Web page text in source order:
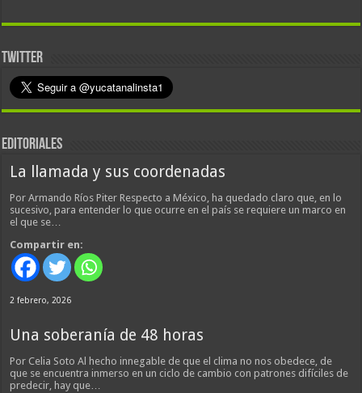
TWITTER
EDITORIALES
La llamada y sus coordenadas
Por Armando Ríos Piter Respecto a México, ha quedado claro que, en lo
sucesivo, para entender lo que ocurre en el país se requiere un marco en
el que se…
Compartir en:
2 febrero, 2026
Una soberanía de 48 horas
Por Celia Soto Al hecho innegable de que el clima no nos obedece, de
que se encuentra inmerso en un ciclo de cambio con patrones difíciles de
predecir, hay que…